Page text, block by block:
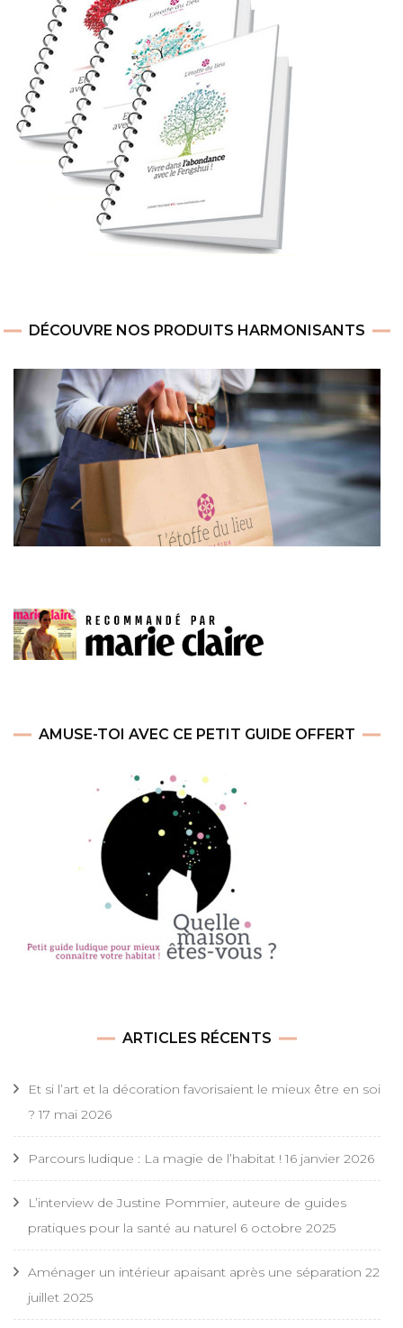
DÉCOUVRE NOS PRODUITS HARMONISANTS
AMUSE-TOI AVEC CE PETIT GUIDE OFFERT
ARTICLES RÉCENTS
Et si l’art et la décoration favorisaient le mieux être en soi
? 17 mai 2026
Parcours ludique : La magie de l’habitat ! 16 janvier 2026
L’interview de Justine Pommier, auteure de guides
pratiques pour la santé au naturel 6 octobre 2025
Aménager un intérieur apaisant après une séparation 22
juillet 2025